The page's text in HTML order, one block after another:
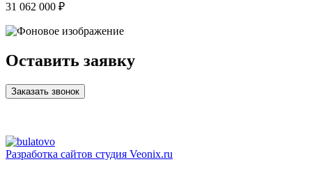
31 062 000 ₽
Оставить заявку
Заказать звонок
Разработка сайтов студия Veonix.ru